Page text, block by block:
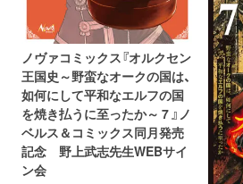
ノヴァコミックス『オルクセン
王国史～野蛮なオークの国は、
如何にして平和なエルフの国
を焼き払うに至ったか～ 7 』ノ
ベルス＆コミックス同月発売
記念 野上武志先生WEBサイ
ン会